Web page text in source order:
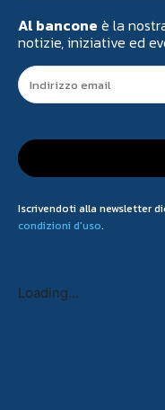
Al bancone è la
notizie, iniziative ed
Iscrivendoti alla newsletter
condizioni d'uso.
Loading...